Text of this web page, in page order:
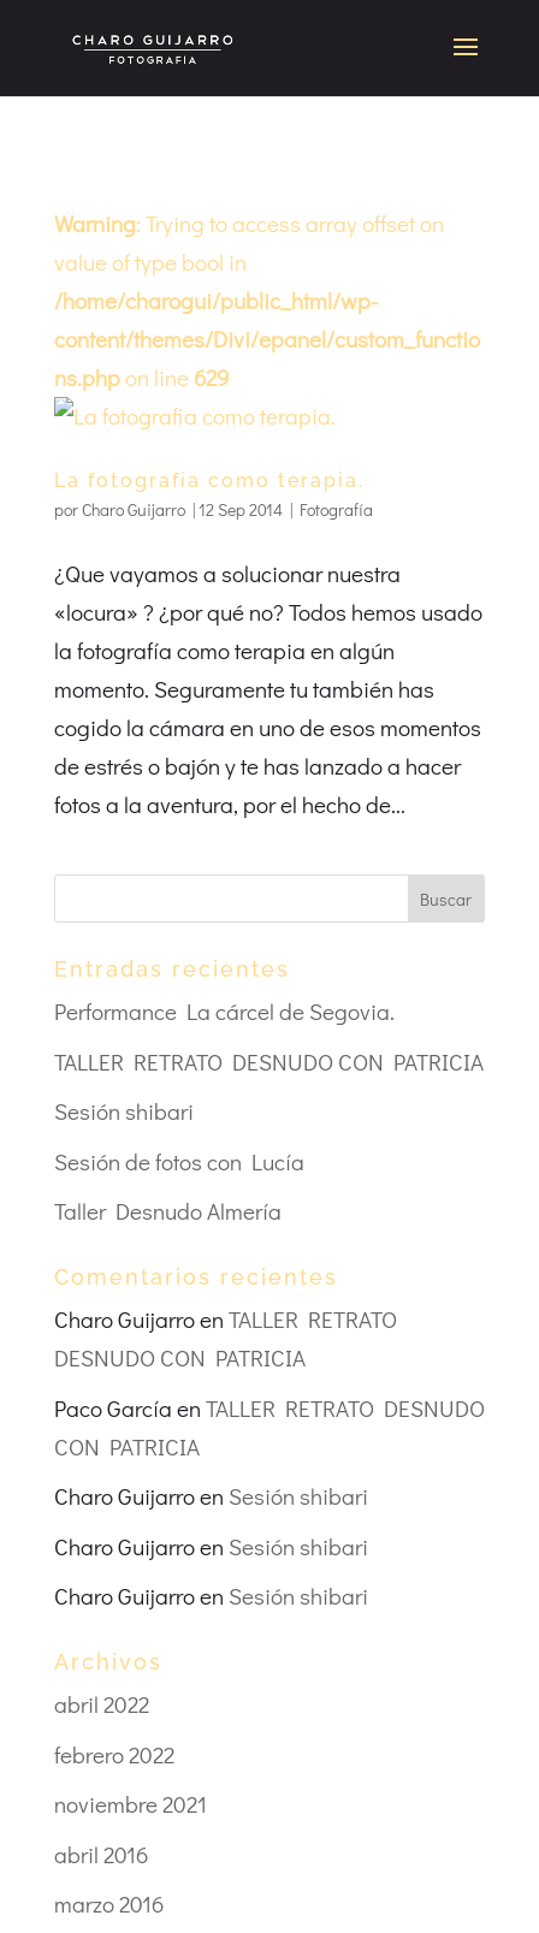
Warning: Trying to access array offset on
value of type bool in
/home/charogui/public_html/wp-
content/themes/Divi/epanel/custom_functio
ns.phpon line 629
La fotografia como terapia.
porCharo Guijarro|12 Sep 2014| Fotografía
¿Que vayamos a solucionar nuestra
«locura» ? ¿por qué no? Todos hemos usado
la fotografía como terapia en algún
momento. Seguramente tu también has
cogido la cámara en uno de esos momentos
de estrés o bajón y te has lanzado a hacer
fotos a la aventura, por el hecho de...
Entradas recientes
Performance La cárcel de Segovia.
TALLER RETRATO DESNUDO CON PATRICIA
Sesión shibari
Sesión de fotos con Lucía
Taller Desnudo Almería
Comentarios recientes
Charo Guijarroen TALLER RETRATO
DESNUDO CON PATRICIA
Paco García en TALLER RETRATO DESNUDO
CON PATRICIA
Charo Guijarroen Sesión shibari
Charo Guijarroen Sesión shibari
Charo Guijarroen Sesión shibari
Archivos
abril 2022
febrero 2022
noviembre 2021
abril 2016
marzo 2016